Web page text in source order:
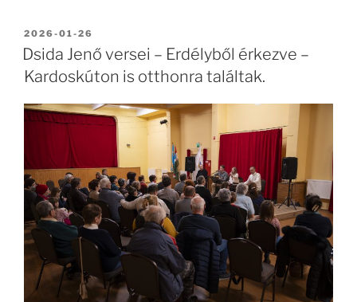
BEKÜLDVE:
2026-01-26
Dsida Jenő versei – Erdélyből érkezve –
Kardoskúton is otthonra találtak.